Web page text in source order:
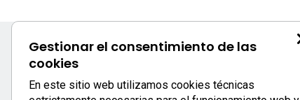
Gestionar el consentimiento de las
cookies
En este sitio web utilizamos cookies técnicas